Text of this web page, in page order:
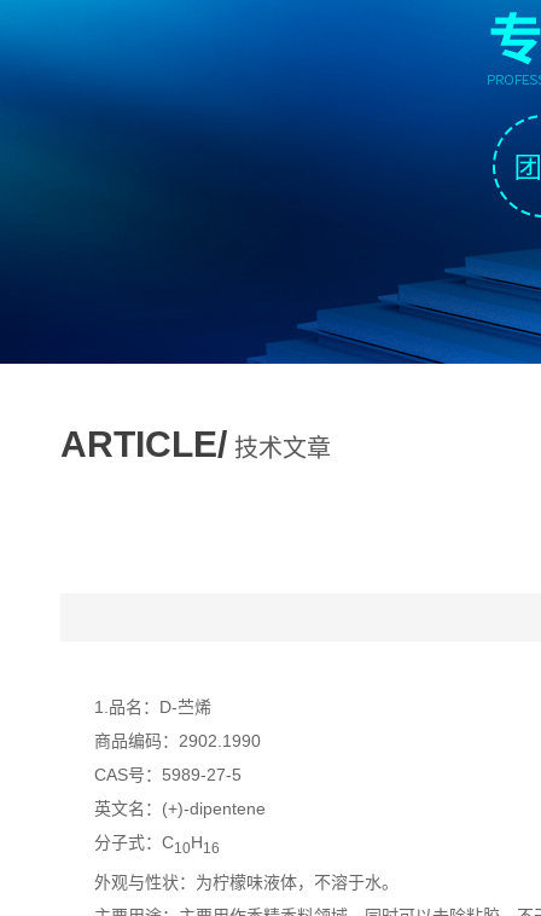
ARTICLE/ 技术文章
1.品名：D-苎烯
商品编码：2902.1990
CAS号：5989-27-5
英文名：(+)-dipentene
分子式：C10H16
外观与性状：为柠檬味液体，不溶于水。